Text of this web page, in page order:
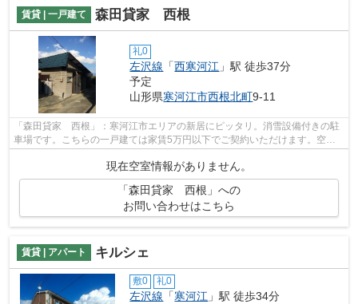
賃貸 | 一戸建て 森田貸家 西根
礼0
左沢線 「西寒河江 」駅 徒歩37分
予定
山形県寒河江市西根北町9-11
「森田貸家 西根」：寒河江市エリアの新居にピッタリ。消雪設備付きの駐
車場です。こちらの一戸建ては家賃5万円以下でご契約いただけます。空き
現在空室情報がありません。
「森田貸家 西根」への
お問い合わせはこちら
賃貸 | アパート キルシェ
敷0 礼0
左沢線 「寒河江 」駅 徒歩34分